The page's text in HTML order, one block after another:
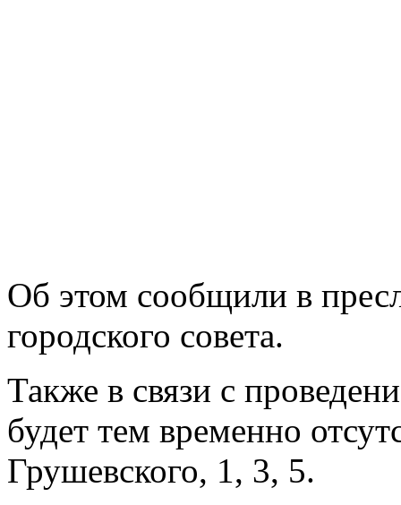
Об этом сообщили в
городского совета.
Также в связи с
будет тем временно
Грушевского, 1, 3, 5.